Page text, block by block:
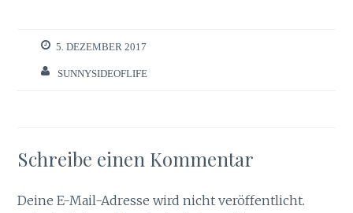
5. DEZEMBER 2017
SUNNYSIDEOFLIFE
Schreibe einen Kommentar
Deine E-Mail-Adresse wird nicht veröffentlicht.